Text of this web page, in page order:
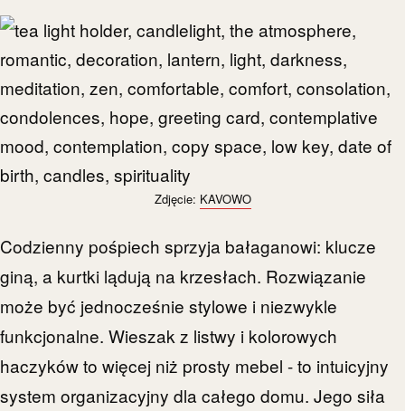
Zdjęcie: KAVOWO
Codzienny pośpiech sprzyja bałaganowi: klucze
giną, a kurtki lądują na krzesłach. Rozwiązanie
może być jednocześnie stylowe i niezwykle
funkcjonalne. Wieszak z listwy i kolorowych
haczyków to więcej niż prosty mebel - to intuicyjny
system organizacyjny dla całego domu. Jego siła